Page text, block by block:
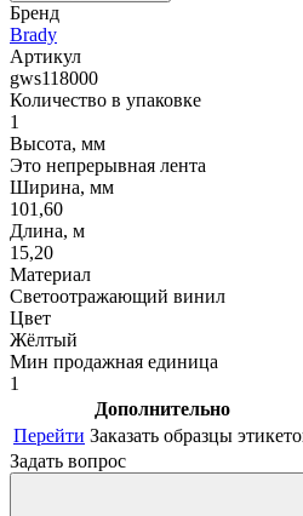
Бренд
Brady
Артикул
gws118000
Количество в упаковке
1
Высота, мм
Это непрерывная лента
Ширина, мм
101,60
Длина, м
15,20
Материал
Светоотражающий винил
Цвет
Жёлтый
Мин продажная единица
1
Дополнительно
Перейти Заказать образцы
Задать вопрос